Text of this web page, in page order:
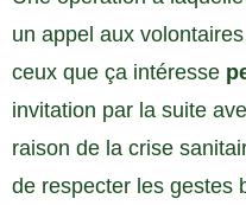
un appel aux
ceux que ça intéresse
invitation par la suite
raison de la crise
de respecter les gestes